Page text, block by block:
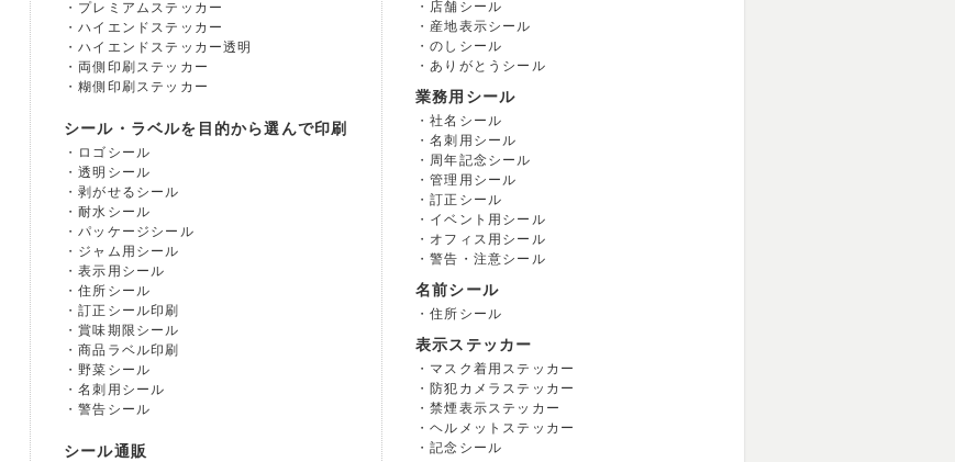
プレミアムステッカー
ハイエンドステッカー
ハイエンドステッカー透明
両側印刷ステッカー
糊側印刷ステッカー
シール・ラベルを目的から選んで印刷
ロゴシール
透明シール
剥がせるシール
耐水シール
パッケージシール
ジャム用シール
表示用シール
住所シール
訂正シール印刷
賞味期限シール
商品ラベル印刷
野菜シール
名刺用シール
警告シール
シール通販
店舗シール
産地表示シール
のしシール
ありがとうシール
業務用シール
社名シール
名刺用シール
周年記念シール
管理用シール
訂正シール
イベント用シール
オフィス用シール
警告・注意シール
名前シール
住所シール
表示ステッカー
マスク着用ステッカー
防犯カメラステッカー
禁煙表示ステッカー
ヘルメットステッカー
記念シール